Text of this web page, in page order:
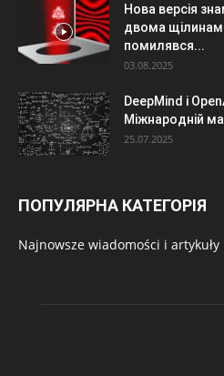
Нова версія
двома
помилявся...
03.08.2025
DeepMind і
Міжнародній
25.07.2025
ПОПУЛЯРНА КАТЕГОРІЯ
Najnowsze wiadomości i artykuły